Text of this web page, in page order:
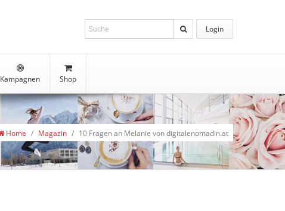
Login
Kampagnen Shop
Home / Magazin / 10 Fragen an Melanie von digitalenomadin.at